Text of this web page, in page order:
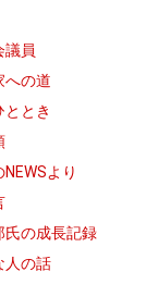
議員
への道
ととき
より
氏の成長記録
人の話